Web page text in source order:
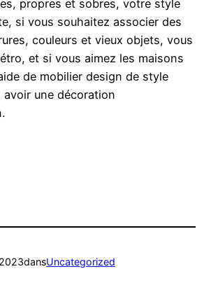
propres et sobres, votre style
si vous souhaitez associer des
couleurs et vieux objets, vous
et si vous aimez les maisons
de mobilier design de style
une décoration
dansUncategorized